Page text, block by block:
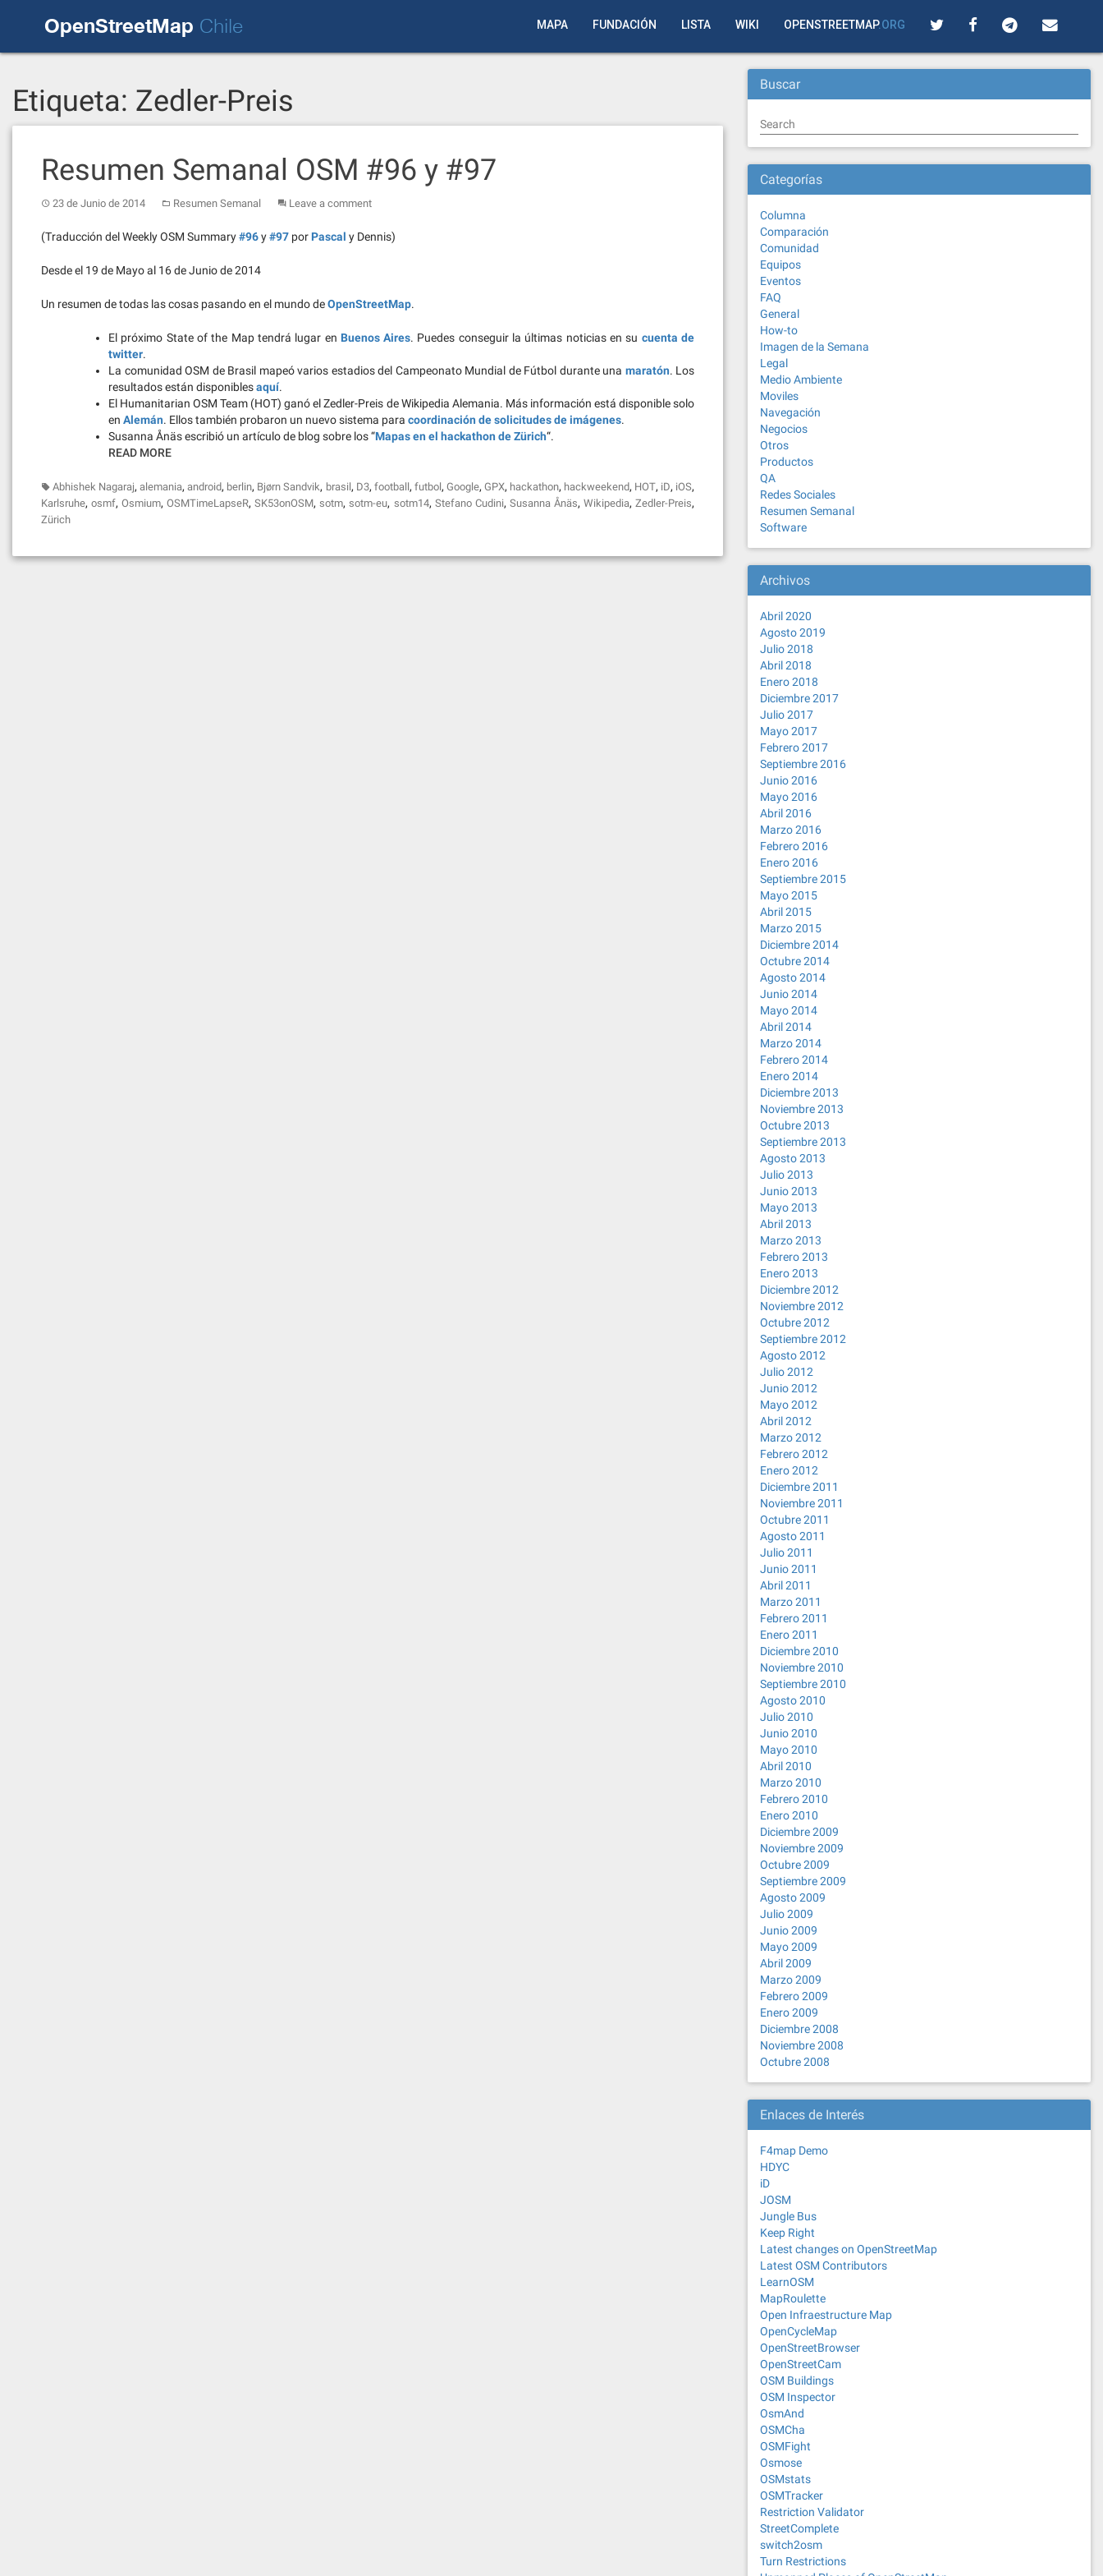
OpenStreetMap Chile MAPA FUNDACIÓN LISTA WIKI OPENSTREETMAP.ORG
Etiqueta: Zedler-Preis
Resumen Semanal OSM #96 y #97
23 de Junio de 2014 Resumen Semanal Leave a comment
(Traducción del Weekly OSM Summary#96y#97 por Pascal y Dennis)
Desde el 19 de Mayo al 16 de Junio de 2014
Un resumen de todas las cosas pasando en el mundo deOpenStreetMap.
El próximo State of the Map tendrá lugar en Buenos Aires. Puedes conseguir la últimas noticias en su cuenta de
twitter.
La comunidad OSM de Brasil mapeó varios estadios del Campeonato Mundial de Fútbol durante una maratón. Los
resultados están disponiblesaquí.
El Humanitarian OSM Team (HOT) ganó el Zedler-Preis de Wikipedia Alemania. Más información está disponible solo
en Alemán. Ellos también probaron un nuevo sistema para coordinación de solicitudes de imágenes.
Susanna Ånäs escribió un artículo de blog sobre los “Mapas en el hackathon de Zürich“.
READ MORE
Abhishek Nagaraj,alemania,android, berlin, Bjørn Sandvik, brasil, D3, football, futbol, Google, GPX, hackathon, hackweekend, HOT, iD, iOS,
Karlsruhe,osmf,Osmium,OSMTimeLapseR,SK53onOSM,sotm,sotm-eu, sotm14, Stefano Cudini, Susanna Ånäs, Wikipedia,Zedler-Preis,
Zürich
Buscar
Search
Categorías
Columna
Comparación
Comunidad
Equipos
Eventos
FAQ
General
How-to
Imagen de la Semana
Legal
Medio Ambiente
Moviles
Navegación
Negocios
Otros
Productos
QA
Redes Sociales
Resumen Semanal
Software
Archivos
Abril 2020
Agosto 2019
Julio 2018
Abril 2018
Enero 2018
Diciembre 2017
Julio 2017
Mayo 2017
Febrero 2017
Septiembre 2016
Junio 2016
Mayo 2016
Abril 2016
Marzo 2016
Febrero 2016
Enero 2016
Septiembre 2015
Mayo 2015
Abril 2015
Marzo 2015
Diciembre 2014
Octubre 2014
Agosto 2014
Junio 2014
Mayo 2014
Abril 2014
Marzo 2014
Febrero 2014
Enero 2014
Diciembre 2013
Noviembre 2013
Octubre 2013
Septiembre 2013
Agosto 2013
Julio 2013
Junio 2013
Mayo 2013
Abril 2013
Marzo 2013
Febrero 2013
Enero 2013
Diciembre 2012
Noviembre 2012
Octubre 2012
Septiembre 2012
Agosto 2012
Julio 2012
Junio 2012
Mayo 2012
Abril 2012
Marzo 2012
Febrero 2012
Enero 2012
Diciembre 2011
Noviembre 2011
Octubre 2011
Agosto 2011
Julio 2011
Junio 2011
Abril 2011
Marzo 2011
Febrero 2011
Enero 2011
Diciembre 2010
Noviembre 2010
Septiembre 2010
Agosto 2010
Julio 2010
Junio 2010
Mayo 2010
Abril 2010
Marzo 2010
Febrero 2010
Enero 2010
Diciembre 2009
Noviembre 2009
Octubre 2009
Septiembre 2009
Agosto 2009
Julio 2009
Junio 2009
Mayo 2009
Abril 2009
Marzo 2009
Febrero 2009
Enero 2009
Diciembre 2008
Noviembre 2008
Octubre 2008
Enlaces de Interés
F4map Demo
HDYC
iD
JOSM
Jungle Bus
Keep Right
Latest changes on OpenStreetMap
Latest OSM Contributors
LearnOSM
MapRoulette
Open Infraestructure Map
OpenCycleMap
OpenStreetBrowser
OpenStreetCam
OSM Buildings
OSM Inspector
OsmAnd
OSMCha
OSMFight
Osmose
OSMstats
OSMTracker
Restriction Validator
StreetComplete
switch2osm
Turn Restrictions